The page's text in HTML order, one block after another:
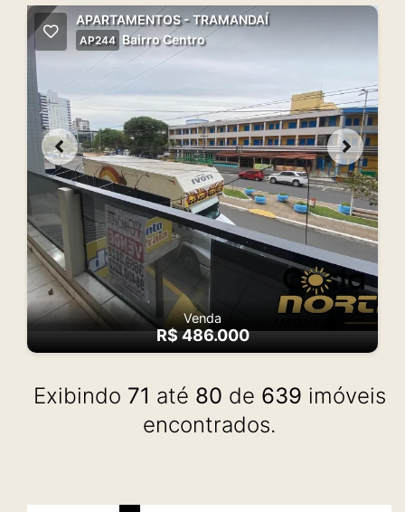
APARTAMENTOS - TRAMANDAÍ
AP244 Bairro Centro
Venda
R$ 486.000
Exibindo 71 até 80 de 639 imóveis
encontrados.